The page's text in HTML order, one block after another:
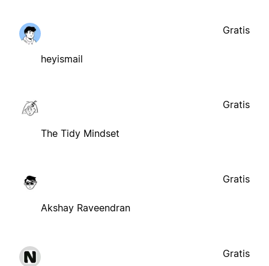
heyismail
Gratis
The Tidy Mindset
Gratis
Akshay Raveendran
Gratis
Gratis